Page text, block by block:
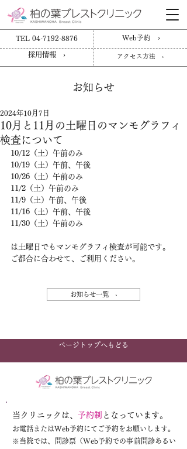
TEL 04-7192-8876 Web予約 ›
採用情報 › アクセス方法 ›
お知らせ
10月と11月の土曜日のマンモグラフィ
検査について
2024年10月7日
10/12（土）午前のみ
10/19（土）午前、午後
10/26（土）午前のみ
11/2（土）午前のみ
11/9（土）午前、午後
11/16（土）午前、午後
11/30（土）午前のみ
は土曜日でもマンモグラフィ検査が可能です。
ご都合に合わせて、ご利用ください。
お知らせ一覧 ›
ページトップへもどる
当クリニックは、 予約制 となっています。
お電話またはWeb予約にてご予約をお願いします。
※当院では、問診票（Web予約での事前問診あるい